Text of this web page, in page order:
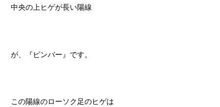
中央の上ヒゲが長い陽線
が、『ピンバー』です。
この陽線のローソク足のヒゲは